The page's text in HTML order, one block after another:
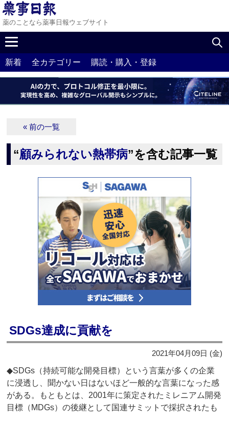
薬のことなら薬事日報ウェブサイト
新着 全カテゴリー 購読・購入・登録
« 前の一覧
“顧みられない熱帯病”を含む記事一覧
SDGs達成に貢献を
2021年04月09日 (金)
◆SDGs（持続可能な開発目標）という言葉が多くの企業
に浸透し、聞かない日はないほど一般的な言葉になった感
がある。もともとは、2001年に策定されたミレニアム開発
目標（MDGs）の後継として国連サミットで採択されたも